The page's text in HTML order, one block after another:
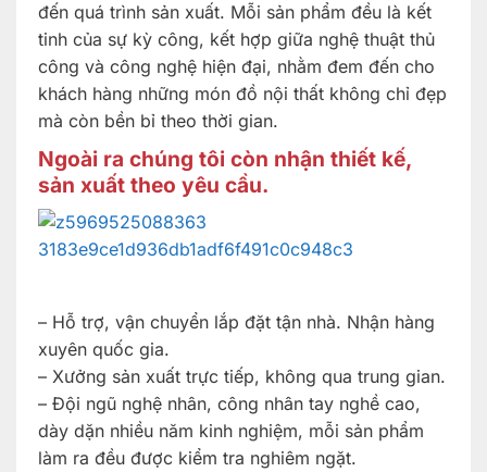
đến quá trình sản xuất. Mỗi sản phẩm đều là kết
tinh của sự kỳ công, kết hợp giữa nghệ thuật thủ
công và công nghệ hiện đại, nhằm đem đến cho
khách hàng những món đồ nội thất không chỉ đẹp
mà còn bền bỉ theo thời gian.
Ngoài ra chúng tôi còn nhận thiết kế,
sản xuất theo yêu cầu.
– Hỗ trợ, vận chuyển lắp đặt tận nhà. Nhận hàng
xuyên quốc gia.
– Xưởng sản xuất trực tiếp, không qua trung gian.
– Đội ngũ nghệ nhân, công nhân tay nghề cao,
dày dặn nhiều năm kinh nghiệm, mỗi sản phẩm
làm ra đều được kiểm tra nghiêm ngặt.